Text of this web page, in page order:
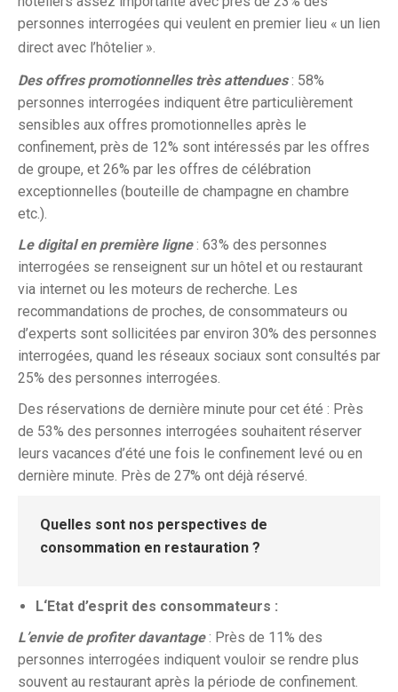
personnes interrogées qui veulent en premier lieu « un lien
direct avec l’hôtelier ».
Des offres promotionnelles très attendues: 58%
personnes interrogées indiquent être particulièrement
sensibles aux offres promotionnelles après le
confinement, près de 12% sont intéressés par les offres
de groupe, et 26% par les offres de célébration
exceptionnelles (bouteille de champagne en chambre
etc.).
Le digital en première ligne: 63% des personnes
interrogées se renseignent sur un hôtel et ou restaurant
via internet ou les moteurs de recherche. Les
recommandations de proches, de consommateurs ou
d’experts sont sollicitées par environ 30% des personnes
interrogées, quand les réseaux sociaux sont consultés par
25% des personnes interrogées.
Des réservations de dernière minute pour cet été : Près
de 53% des personnes interrogées souhaitent réserver
leurs vacances d’été une fois le confinement levé ou en
dernière minute. Près de 27% ont déjà réservé.
Quelles sont nos perspectives de
consommation en restauration ?
L‘Etat d’esprit des consommateurs :
L’envie de profiter davantage: Près de 11% des
personnes interrogées indiquent vouloir se rendre plus
souvent au restaurant après la période de confinement.